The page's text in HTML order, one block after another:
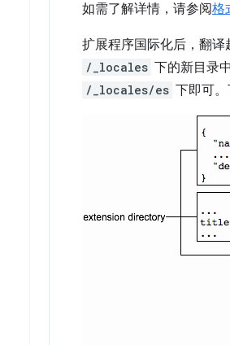
如需了解详情，请参阅格
扩展程序国际化后，翻译
/_locales 下的新目录
/_locales/es 下即可